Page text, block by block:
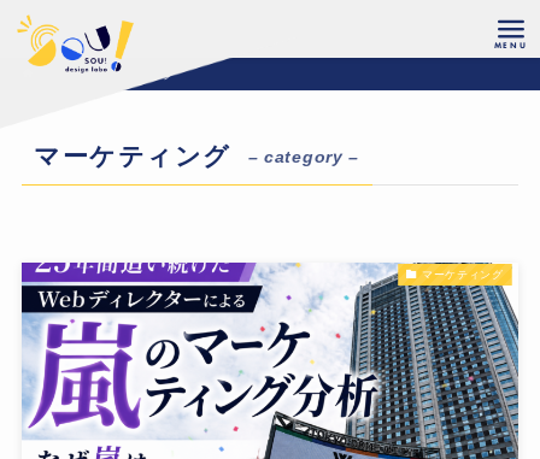
ホーム マーケティング
マーケティング – category –
マーケティング